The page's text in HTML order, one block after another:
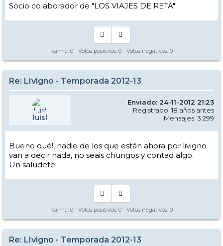
Socio colaborador de "LOS VIAJES DE RETA"
Karma: 0 - Votos positivos: 0 - Votos negativos: 0
Re: LIvigno - Temporada 2012-13
luisl
Enviado: 24-11-2012 21:23
Registrado: 18 años antes
Mensajes: 3.299
Bueno qué!, nadie de los que están ahora por livigno
van a decir nada, no seais chungos y contad algo.
Un saludete.
Karma: 0 - Votos positivos: 0 - Votos negativos: 0
Re: LIvigno - Temporada 2012-13